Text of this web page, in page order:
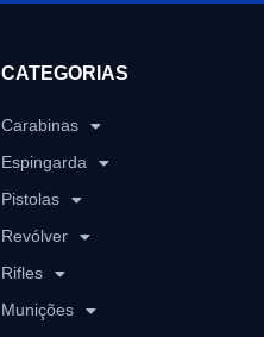
CATEGORIAS
Carabinas
Espingarda
Pistolas
Revólver
Rifles
Munições